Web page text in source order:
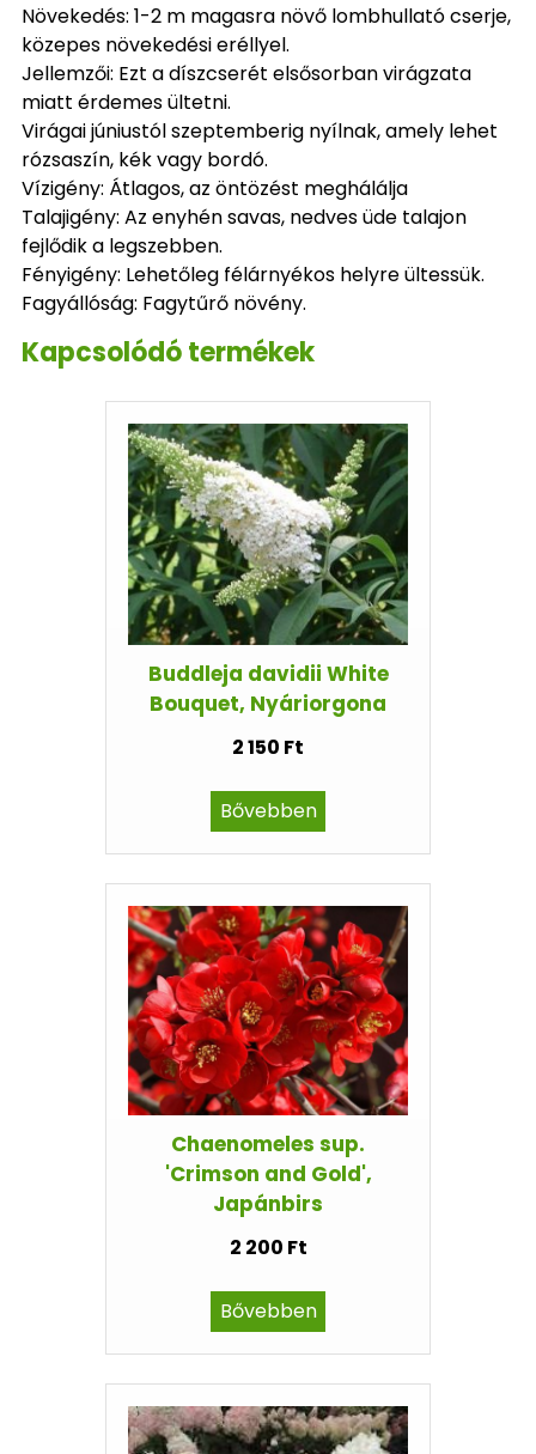
Növekedés: 1-2 m magasra növő lombhullató cserje,
közepes növekedési eréllyel.
Jellemzői: Ezt a díszcserét elsősorban virágzata
miatt érdemes ültetni.
Virágai júniustól szeptemberig nyílnak, amely lehet
rózsaszín, kék vagy bordó.
Vízigény: Átlagos, az öntözést meghálálja
Talajigény: Az enyhén savas, nedves üde talajon
fejlődik a legszebben.
Fényigény: Lehetőleg félárnyékos helyre ültessük.
Fagyállóság: Fagytűrő növény.
Kapcsolódó termékek
Buddleja davidii White
Bouquet, Nyáriorgona
2 150 Ft
Bővebben
Chaenomeles sup.
'Crimson and Gold',
Japánbirs
2 200 Ft
Bővebben